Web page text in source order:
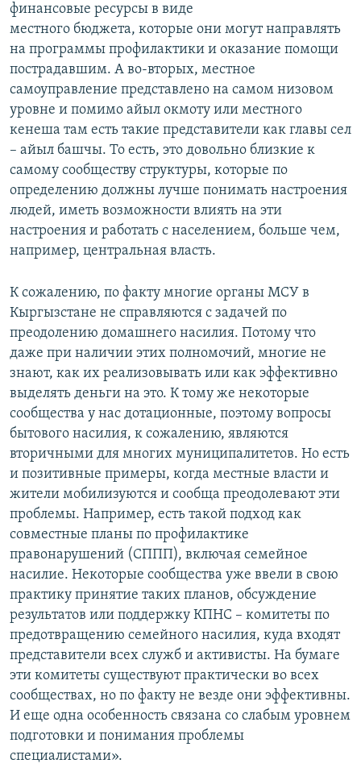
финансовые ресурсы в виде
местного бюджета, которые они могут направлять
на программы профилактики и оказание помощи
пострадавшим. А во-вторых, местное
самоуправление представлено на самом низовом
уровне и помимо айыл окмоту или местного
кенеша там есть такие представители как главы сел
– айыл башчы. То есть, это довольно близкие к
самому сообществу структуры, которые по
определению должны лучше понимать настроения
людей, иметь возможности влиять на эти
настроения и работать с населением, больше чем,
например, центральная власть.
К сожалению, по факту многие органы МСУ в
Кыргызстане не справляются с задачей по
преодолению домашнего насилия. Потому что
даже при наличии этих полномочий, многие не
знают, как их реализовывать или как эффективно
выделять деньги на это. К тому же некоторые
сообщества у нас дотационные, поэтому вопросы
бытового насилия, к сожалению, являются
вторичными для многих муниципалитетов. Но есть
и позитивные примеры, когда местные власти и
жители мобилизуются и сообща преодолевают эти
проблемы. Например, есть такой подход как
совместные планы по профилактике
правонарушений (СППП), включая семейное
насилие. Некоторые сообщества уже ввели в свою
практику принятие таких планов, обсуждение
результатов или поддержку КПНС – комитеты по
предотвращению семейного насилия, куда входят
представители всех служб и активисты. На бумаге
эти комитеты существуют практически во всех
сообществах, но по факту не везде они эффективны.
И еще одна особенность связана со слабым уровнем
подготовки и понимания проблемы
специалистами».